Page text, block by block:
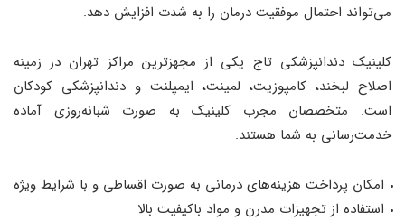
می‌تواند احتمال موفقیت درمان را به شدت افزایش دهد.
کلینیک دندانپزشکی تاج یکی از مجهزترین مراکز تهران در زمینه
اصلاح لبخند، کامپوزیت، لمینت، ایمپلنت و دندانپزشکی کودکان
است. متخصصان مجرب کلینیک به صورت شبانه‌روزی آماده
خدمت‌رسانی به شما هستند.
امکان پرداخت هزینه‌های درمانی به صورت اقساطی و با شرایط ویژه
استفاده از تجهیزات مدرن و مواد باکیفیت بالا